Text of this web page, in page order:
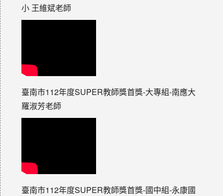
小 王維斌老師
臺南市112年度SUPER教師獎首獎-大專組-南應大
羅淑芳老師
臺南市112年度SUPER教師獎首獎-國中組-永康國